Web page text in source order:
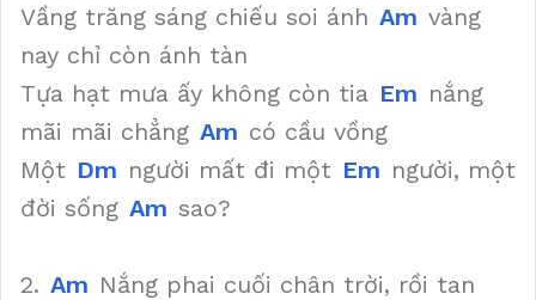
Vầng trăng sáng chiếu soi ánh Am vàng
nay chỉ còn ánh tàn
Tựa hạt mưa ấy không còn tia Em nắng
mãi mãi chẳng Am có cầu vồng
Một Dm người mất đi một Em người, một
đời sống Am sao?
2. Am Nắng phai cuối chân trời, rồi tan